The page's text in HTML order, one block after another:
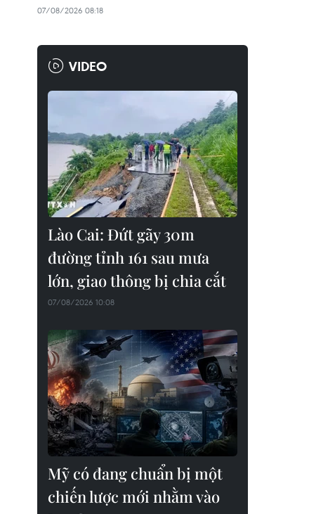
07/08/2026 08:18
VIDEO
Lào Cai: Đứt gãy 30m
đường tỉnh 161 sau mưa
lớn, giao thông bị chia cắt
07/08/2026 10:08
Mỹ có đang chuẩn bị một
chiến lược mới nhằm vào